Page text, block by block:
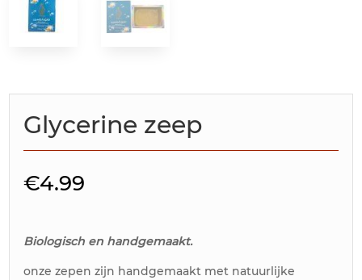
Glycerine zeep
€4.99
Biologisch en handgemaakt.
onze zepen zijn handgemaakt met natuurlijke